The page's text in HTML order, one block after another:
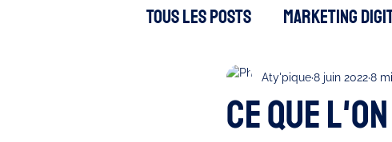
Tous les posts Marketing
Productivité - Dev perso
Ce que
Aty'pique8 juin 20228